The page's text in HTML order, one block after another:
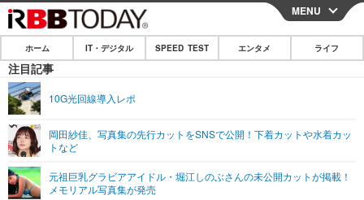
CLOSE
ホーム
IT・デジタル
ショッピング その他
SPEED TEST
エンタメ
エンタメTOP
ライフ
MENU
ホーム IT・デジタル SPEED TEST エンタメ ライフ
注目記事
10G光回線導入レポ
岡田紗佳、写真集の先行カットをSNSで公開！下着カットや水着カッ
トなど
元祖巨乳グラビアアイドル・堀江しのぶさんの未公開カットが掲載！
メモリアル写真集が発売